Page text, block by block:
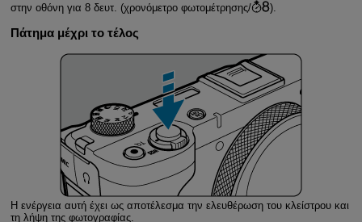
στην οθόνη για 8 δευτ. (χρονόμετρο φωτομέτρησης/
).
Πάτημα μέχρι το τέλος
Η ενέργεια αυτή έχει ως αποτέλεσμα την ελευθέρωση του κλείστρου και
τη λήψη της φωτογραφίας.